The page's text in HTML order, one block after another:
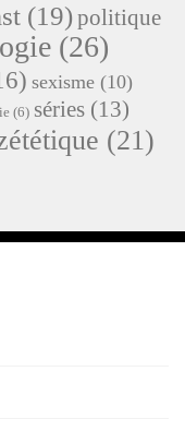
(19)politique
(26)
sexisme (10)
(6) séries (13)
(21)